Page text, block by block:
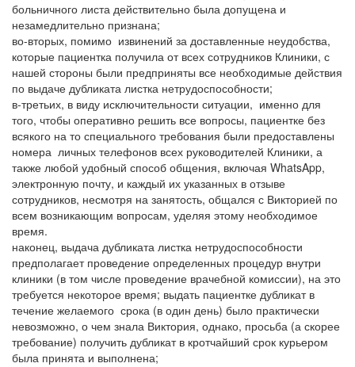
больничного листа действительно была допущена и
незамедлительно признана;
во-вторых, помимо извинений за доставленные неудобства,
которые пациентка получила от всех сотрудников Клиники, с
нашей стороны были предприняты все необходимые действия
по выдаче дубликата листка нетрудоспособности;
в-третьих, в виду исключительности ситуации, именно для
того, чтобы оперативно решить все вопросы, пациентке без
всякого на то специального требования были предоставлены
номера личных телефонов всех руководителей Клиники, а
также любой удобный способ общения, включая WhatsApp,
электронную почту, и каждый их указанных в отзыве
сотрудников, несмотря на занятость, общался с Викторией по
всем возникающим вопросам, уделяя этому необходимое
время.
наконец, выдача дубликата листка нетрудоспособности
предполагает проведение определенных процедур внутри
клиники (в том числе проведение врачебной комиссии), на это
требуется некоторое время; выдать пациентке дубликат в
течение желаемого срока (в один день) было практически
невозможно, о чем знала Виктория, однако, просьба (а скорее
требование) получить дубликат в кротчайший срок курьером
была принята и выполнена;